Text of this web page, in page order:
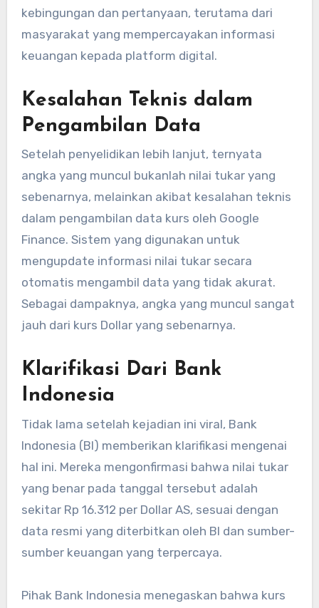
kebingungan dan pertanyaan, terutama dari
masyarakat yang mempercayakan informasi
keuangan kepada platform digital.
Kesalahan Teknis dalam
Pengambilan Data
Setelah penyelidikan lebih lanjut, ternyata
angka yang muncul bukanlah nilai tukar yang
sebenarnya, melainkan akibat kesalahan teknis
dalam pengambilan data kurs oleh Google
Finance. Sistem yang digunakan untuk
mengupdate informasi nilai tukar secara
otomatis mengambil data yang tidak akurat.
Sebagai dampaknya, angka yang muncul sangat
jauh dari kurs Dollar yang sebenarnya.
Klarifikasi Dari Bank
Indonesia
Tidak lama setelah kejadian ini viral, Bank
Indonesia (BI) memberikan klarifikasi mengenai
hal ini. Mereka mengonfirmasi bahwa nilai tukar
yang benar pada tanggal tersebut adalah
sekitar Rp 16.312 per Dollar AS, sesuai dengan
data resmi yang diterbitkan oleh BI dan sumber-
sumber keuangan yang terpercaya.
Pihak Bank Indonesia menegaskan bahwa kurs